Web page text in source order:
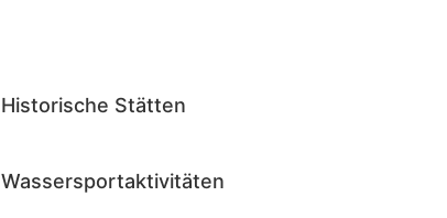
Historische Stätten
Wassersportaktivitäten